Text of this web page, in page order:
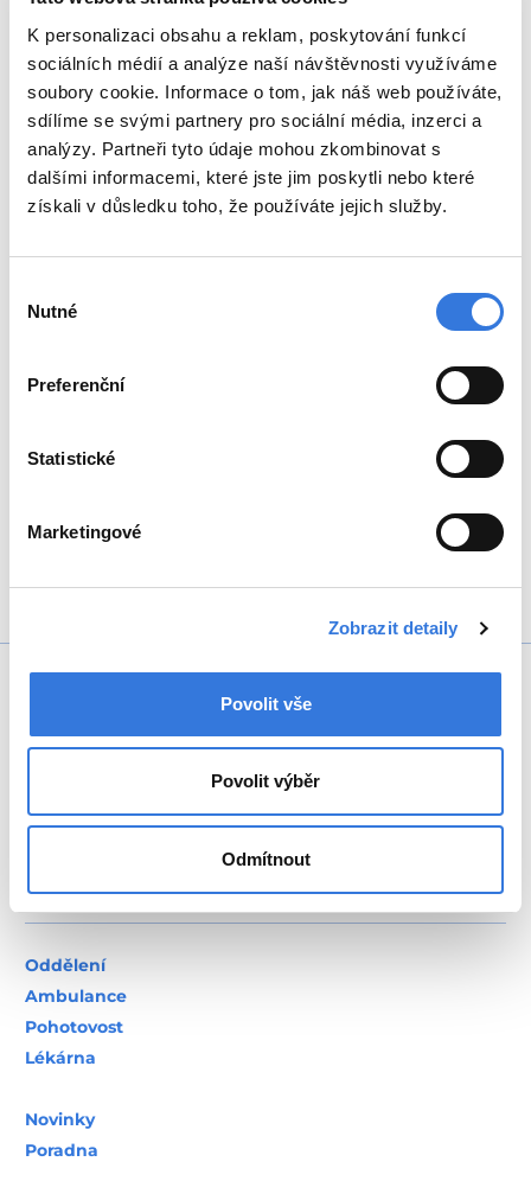
K personalizaci obsahu a reklam, poskytování funkcí
sociálních médií a analýze naší návštěvnosti využíváme
soubory cookie. Informace o tom, jak náš web používáte,
sdílíme se svými partnery pro sociální média, inzerci a
analýzy. Partneři tyto údaje mohou zkombinovat s
dalšími informacemi, které jste jim poskytli nebo které
získali v důsledku toho, že používáte jejich služby.
souhlasu
Nutné
Preferenční
Statistické
Marketingové
Zobrazit detaily
Povolit vše
Povolit výběr
Odmítnout
+420 317 756 111
Oddělení
Ambulance
Pohotovost
Lékárna
Novinky
Poradna